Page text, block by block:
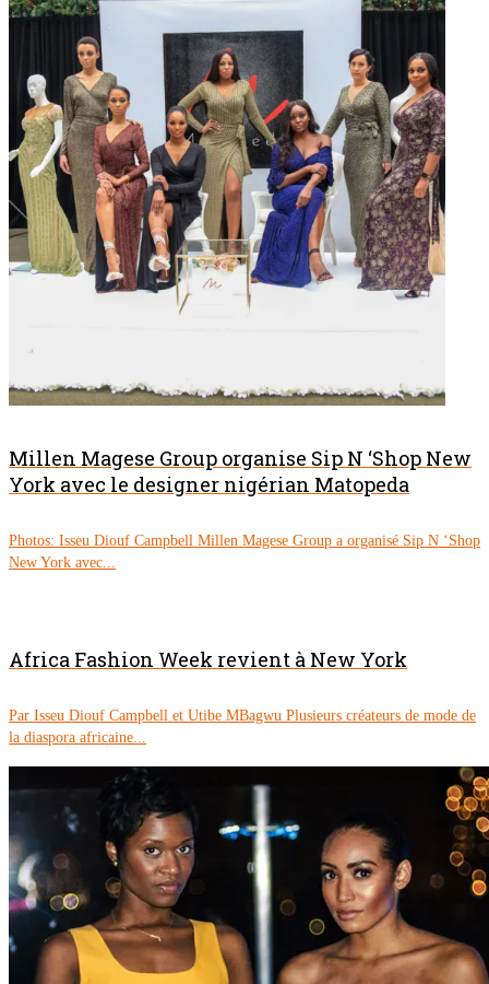
Millen Magese Group organise Sip N ‘Shop New
York avec le designer nigérian Matopeda
Photos: Isseu Diouf Campbell Millen Magese Group a organisé Sip N ‘Shop
New York avec...
Africa Fashion Week revient à New York
Par Isseu Diouf Campbell et Utibe MBagwu Plusieurs créateurs de mode de
la diaspora africaine...